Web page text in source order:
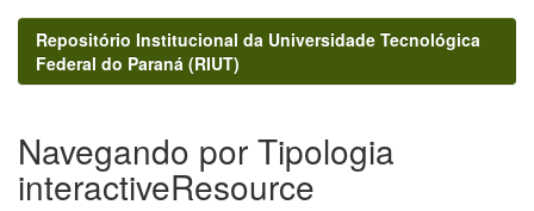
Repositório Institucional da Universidade Tecnológica
Federal do Paraná (RIUT)
Navegando por Tipologia
interactiveResource